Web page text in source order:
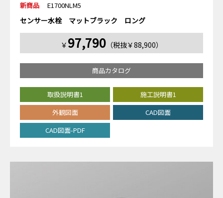
新商品 E1700NLM5
センサー水栓 マットブラック ロング
￥ 97,790（税抜￥88,900）
商品カタログ
取扱説明書1
施工説明書1
外観図面
CAD図面
CAD図面-PDF